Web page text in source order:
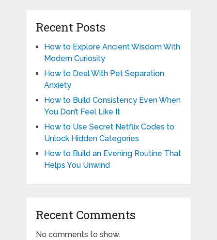
Recent Posts
How to Explore Ancient Wisdom With
Modern Curiosity
How to Deal With Pet Separation
Anxiety
How to Build Consistency Even When
You Don’t Feel Like It
How to Use Secret Netflix Codes to
Unlock Hidden Categories
How to Build an Evening Routine That
Helps You Unwind
Recent Comments
No comments to show.